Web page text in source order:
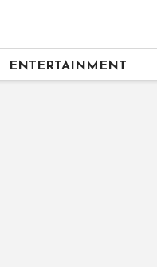
ENTERTAINMENT